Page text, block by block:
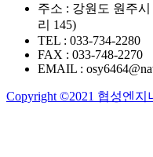
주소 : 강원도 원주
리 145)
TEL : 033-734-2280
FAX : 033-748-2270
EMAIL :
Copyright ©2021 협성엔지